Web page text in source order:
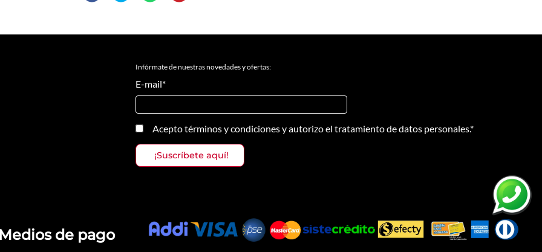
Infórmate de nuestras novedades y ofertas:
E-mail*
Aceptotérminos y condicionesyautorizo el tratamiento de datos personales.*
Medios de pago